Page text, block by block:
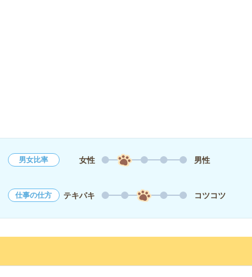
男女比率 女性 男性
仕事の仕方 テキパキ コツコツ